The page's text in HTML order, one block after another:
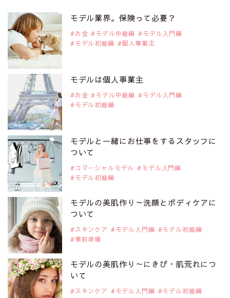
是非ご覧ください。
注目のアジア系モデル
2019年9月29日
是非ご覧ください。
アジアの注目モデル Rebecca Tan
2019年9月29日
注目モデルを1名追加いたしました。
是非ご覧ください。
注目モデル イーランさん
2019年9月29日
注目モデルを1名追加いたしました。
是非ご覧ください。
注目モデル 谷口蘭さん
2019年9月29日
注目モデルを1名追加いたしました。
是非ご覧ください。
注目モデル カーラ・デルヴィーニュ
モデル業界。保険って必要？
お金 モデル中級編
モデル入門編
モデル初級編
個人事業主
モデルは個人事業主
お金 モデル中級編
モデル入門編
モデル初級編
モデルと一緒にお仕事をするスタッフに
ついて
コマーシャルモデル
モデル入門編
モデル初級編
モデルの美肌作り～洗顔とボディケアに
ついて
スキンケア モデル入門編
モデル初級編
事前準備
モデルの美肌作り～にきび・肌荒れにつ
いて
スキンケア モデル入門編
モデル初級編